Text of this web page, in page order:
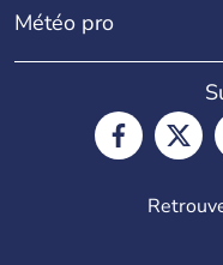
Météo pro